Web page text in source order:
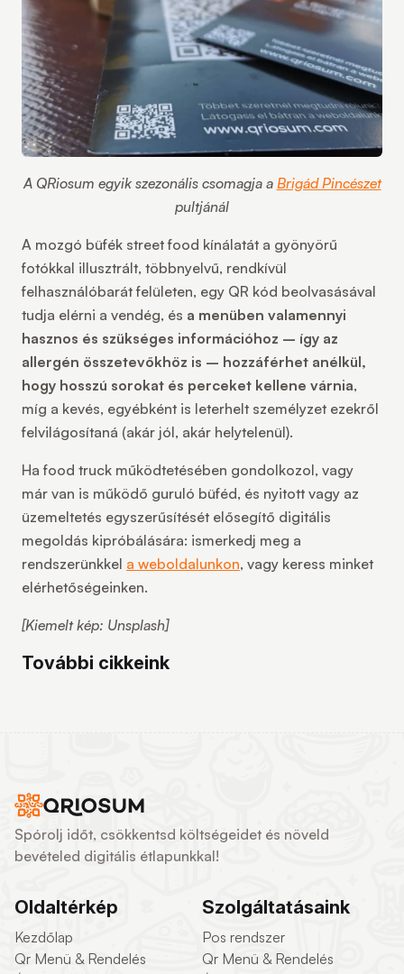
A QRiosum egyik szezonális csomagja a Brigád Pincészet
pultjánál
A mozgó büfék street food kínálatát a gyönyörű
fotókkal illusztrált, többnyelvű, rendkívül
felhasználóbarát felületen, egy QR kód beolvasásával
tudja elérni a vendég, és a menüben valamennyi
hasznos és szükséges információhoz – így az
allergén összetevőkhöz is – hozzáférhet anélkül,
hogy hosszú sorokat és perceket kellene várnia,
míg a kevés, egyébként is leterhelt személyzet ezekről
felvilágosítaná (akár jól, akár helytelenül).
Ha food truck működtetésében gondolkozol, vagy
már van is működő guruló büféd, és nyitott vagy az
üzemeltetés egyszerűsítését elősegítő digitális
megoldás kipróbálására: ismerkedj meg a
rendszerünkkel a weboldalunkon, vagy keress minket
elérhetőségeinken.
[Kiemelt kép: Unsplash]
További cikkeink
Spórolj időt, csökkentsd költségeidet és növeld
bevételed digitális étlapunkkal!
Oldaltérkép
Kezdőlap
Qr Menü & Rendelés
Szolgáltatásaink
Pos rendszer
Qr Menü & Rendelés